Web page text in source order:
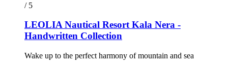
/ 5
LEOLIA Nautical Resort Kala Nera -
Handwritten Collection
Wake up to the perfect harmony of mountain and sea